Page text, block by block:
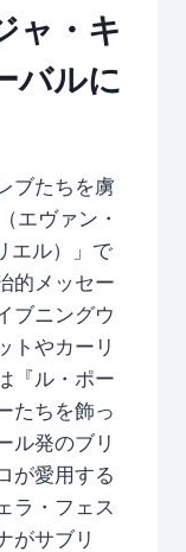
ャ・キ
バルに
ブたちを虜
エヴァン・
エル）」で
的メッセー
ブニングウ
トやカーリ
『ル・ポー
たちを飾っ
ル発のブリ
が愛用する
ラ・フェス
がサブリ